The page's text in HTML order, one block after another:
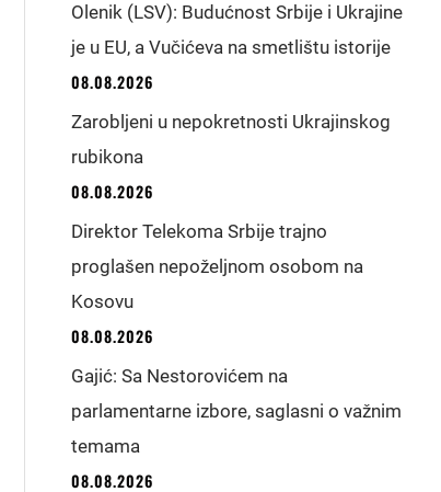
Olenik (LSV): Budućnost Srbije i Ukrajine
je u EU, a Vučićeva na smetlištu istorije
08.08.2026
Zarobljeni u nepokretnosti Ukrajinskog
rubikona
08.08.2026
Direktor Telekoma Srbije trajno
proglašen nepoželjnom osobom na
Kosovu
08.08.2026
Gajić: Sa Nestorovićem na
parlamentarne izbore, saglasni o važnim
temama
08.08.2026